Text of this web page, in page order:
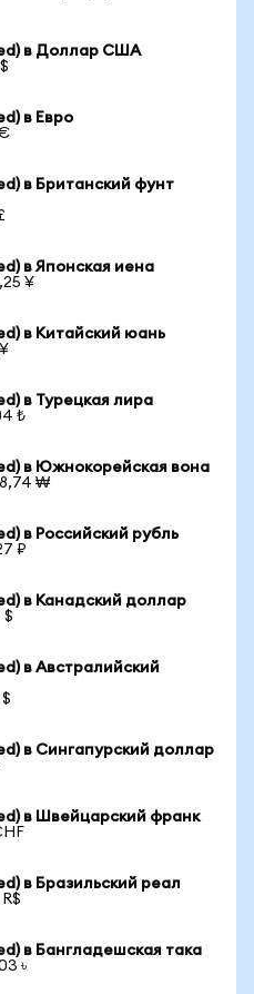
в Доллар США
в Евро
в Британский фунт
в Японская иена
¥
в Китайский юань
в Турецкая лира
₺
в Южнокорейская вона
₩
в Российский рубль
₽
в Канадский доллар
$
в Австралийский
в Сингапурский доллар
в Швейцарский франк
в Бразильский реал
в Бангладешская така
৳